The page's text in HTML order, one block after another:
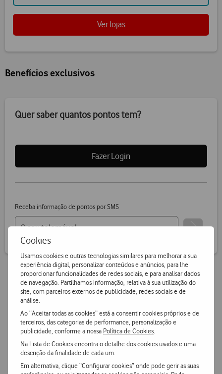
Cookies
Usamos cookies e outras tecnologias similares para melhorar a sua
experiência digital, personalizar conteúdos e anúncios, para lhe
proporcionar funcionalidades de redes sociais, e para analisar dados
de navegação. Partilhamos informação, relativa à sua utilização do
site, com parceiros externos de publicidade, redes sociais e de
análise.
Ao “Aceitar todas as cookies” está a consentir cookies próprios e de
terceiros, das categorias de performance, personalização e
publicidade, conforme a nossa Política de Cookies
Na Lista de Cookiesencontra o detalhe dos cookies usados e uma
descrição da finalidade de cada um.
Em alternativa, clique “Configurar cookies” onde pode gerir as suas
Ver lojas
Benefícios exclusivos
Quer saber quantos pontos tem?
Fazer Login
Receba informação de pontos por SMS
Vantagens Vodafone.pt
14 dias para devoluções
Pode devolver gratuitamente qualquer produto numa das
Entrega grátise ultrarápida